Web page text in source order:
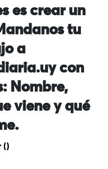
es crear un
tu
a
con
Nombre,
viene y qué
()